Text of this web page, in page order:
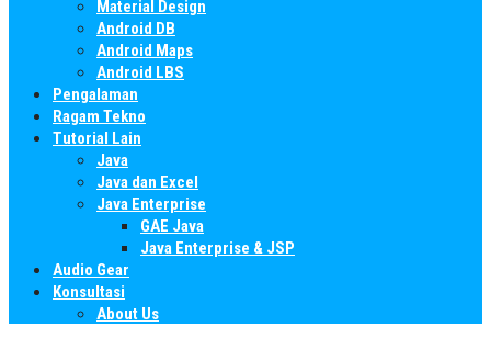
Material Design
Android DB
Android Maps
Android LBS
Pengalaman
Ragam Tekno
Tutorial Lain
Java
Java dan Excel
Java Enterprise
GAE Java
Java Enterprise & JSP
Audio Gear
Konsultasi
About Us